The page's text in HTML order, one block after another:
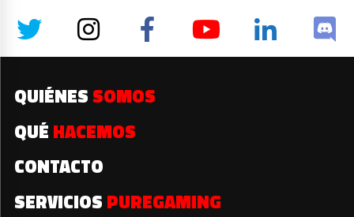
QUIÉNES SOMOS
QUÉ HACEMOS
CONTACTO
SERVICIOS PUREGAMING